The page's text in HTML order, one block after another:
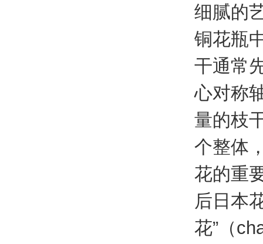
细腻的
铜花瓶
干通常
心对称
量的枝
个整体
花的重
后日本
花”（